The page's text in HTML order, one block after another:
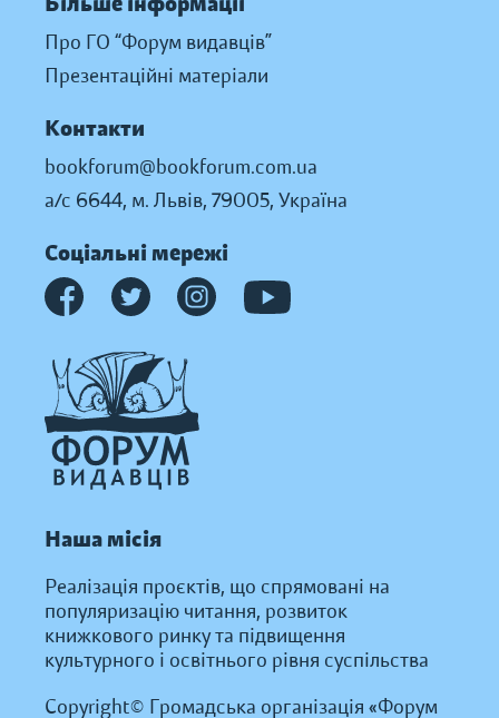
Про ГО “Форум видавців”
Презентаційні матеріали
Контакти
bookforum@bookforum.com.ua
а/с 6644, м. Львів, 79005, Україна
Соціальні мережі
Наша місія
Реалізація проєктів, що спрямовані на
популяризацію читання, розвиток
книжкового ринку та підвищення
культурного і освітнього рівня суспільства
Copyright© Громадська організація «Форум